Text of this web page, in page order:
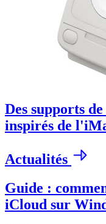
Des supports
inspirés de
Actualités
Guide :
iCloud sur